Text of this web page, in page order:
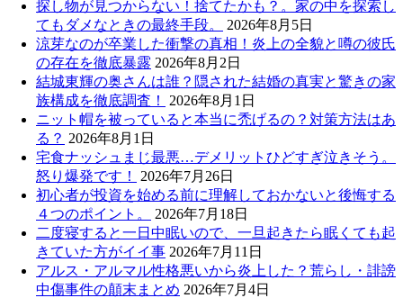
探し物が見つからない！捨てたかも？。家の中を探索し
てもダメなときの最終手段。
2026年8月5日
涼芽なのが卒業した衝撃の真相！炎上の全貌と噂の彼氏
の存在を徹底暴露 2026年8月2日
結城東輝の奥さんは誰？隠された結婚の真実と驚きの家
族構成を徹底調査！
2026年8月1日
ニット帽を被っていると本当に禿げるの？対策方法はあ
る？ 2026年8月1日
宅食ナッシュまじ最悪…デメリットひどすぎ泣きそう。
怒り爆発です！
2026年7月26日
初心者が投資を始める前に理解しておかないと後悔する
４つのポイント。
2026年7月18日
二度寝すると一日中眠いので、一旦起きたら眠くても起
きていた方がイイ事 2026年7月11日
アルス・アルマル性格悪いから炎上した？荒らし・誹謗
中傷事件の顛末まとめ 2026年7月4日